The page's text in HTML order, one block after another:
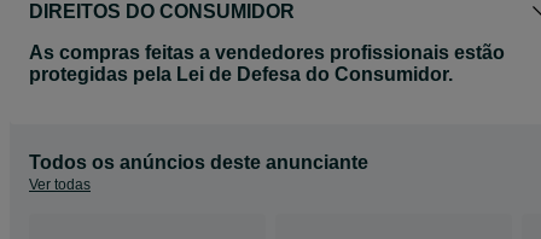
DIREITOS DO CONSUMIDOR
As compras feitas a vendedores profissionais estão
protegidas pela Lei de Defesa do Consumidor.
Todos os anúncios deste anunciante
Ver todas